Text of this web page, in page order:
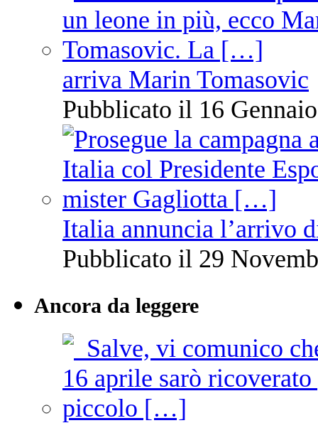
arriva Marin Tomasovic
Pubblicato il 16
Italia annuncia l’arrivo
Pubblicato il 29
Ancora da leggere